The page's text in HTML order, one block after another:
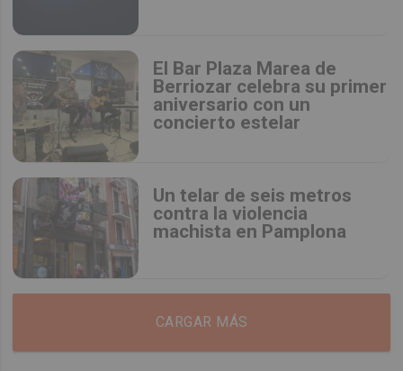
El Bar Plaza Marea de
Berriozar celebra su primer
aniversario con un
concierto estelar
Un telar de seis metros
contra la violencia
machista en Pamplona
CARGAR MÁS